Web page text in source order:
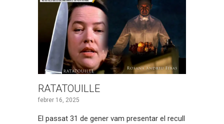
RATATOUILLE
febrer 16, 2025
El passat 31 de gener vam presentar el recull